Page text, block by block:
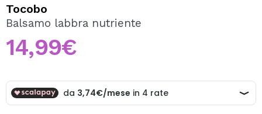
Creando un account su Maquibeauty.it potrai fare i tuoi
acquisti velocemente, controllare lo stato dei tuoi ordini e
consultare le tue operazioni precedenti.
CREARE UN ACCOUNT
Tocobo
Balsamo labbra nutriente
14,99€